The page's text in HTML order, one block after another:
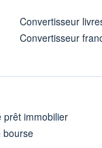
Convertisseur
Convertisseur
prêt immobilier
bourse